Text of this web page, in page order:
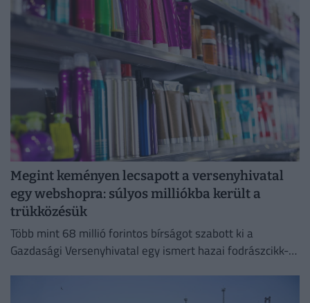
Megint keményen lecsapott a versenyhivatal
egy webshopra: súlyos milliókba került a
trükközésük
Több mint 68 millió forintos bírságot szabott ki a
Gazdasági Versenyhivatal egy ismert hazai fodrászcikk-